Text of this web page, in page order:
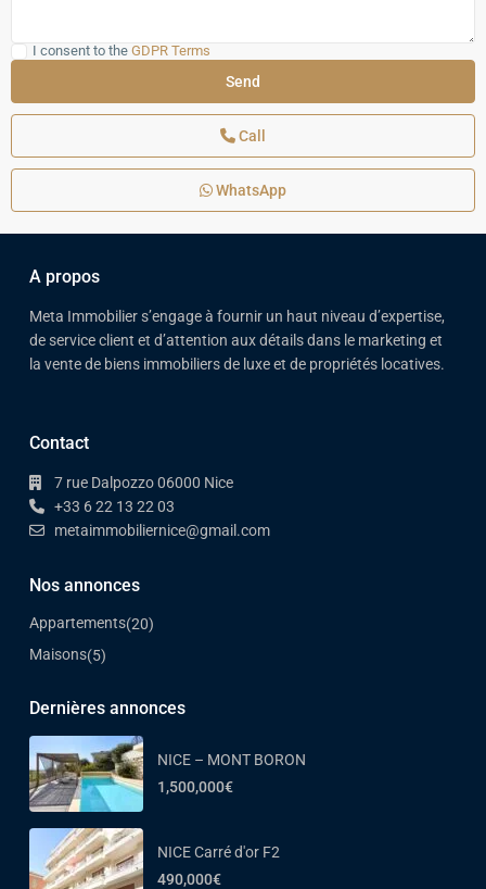
I consent to the GDPR Terms
Call
WhatsApp
A propos
Meta Immobilier s’engage à fournir un haut niveau d’expertise,
de service client et d’attention aux détails dans le marketing et
la vente de biens immobiliers de luxe et de propriétés locatives.
Contact
7 rue Dalpozzo 06000 Nice
+33 6 22 13 22 03
metaimmobiliernice@gmail.com
Nos annonces
Appartements(20)
Maisons(5)
Dernières annonces
NICE – MONT BORON
1,500,000€
NICE Carré d'or F2
490,000€